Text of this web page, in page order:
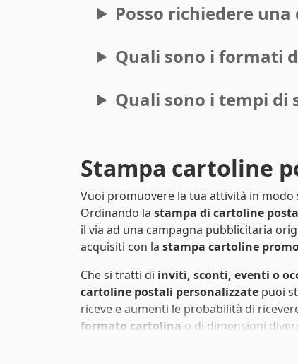
Posso richiedere
Quali sono i formati
Quali sono i tempi di
Stampa cartoline
Vuoi promuovere la tua attività in modo
Ordinando la stampa di cartoline
il via ad una campagna pubblicitaria
acquisiti con la stampa cartoline
Che si tratti di inviti, sconti, eventi o
cartoline postali personalizzate puoi
riceve e aumenti le probabilità di
formato cartolina o di dimensioni